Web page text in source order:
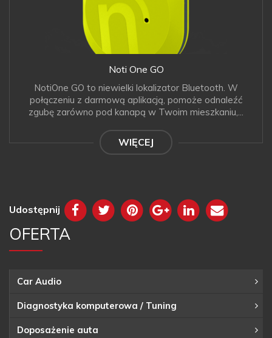
Noti One GO
NotiOne GO to niewielki lokalizator Bluetooth. W
połączeniu z darmową aplikacją, pomoże odnaleźć
zgubę zarówno pod kanapą w Twoim mieszkaniu,...
WIĘCEJ
Udostępnij
OFERTA
Car Audio
Diagnostyka komputerowa / Tuning
Doposażenie auta